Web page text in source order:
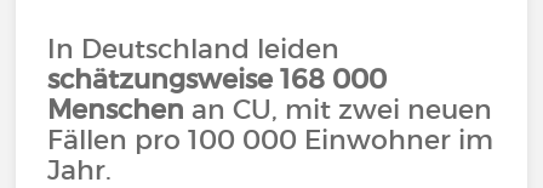
In Deutschland leiden
schätzungsweise 168 000
Menschen an CU, mit zwei neuen
Fällen pro 100 000 Einwohner im
Jahr.